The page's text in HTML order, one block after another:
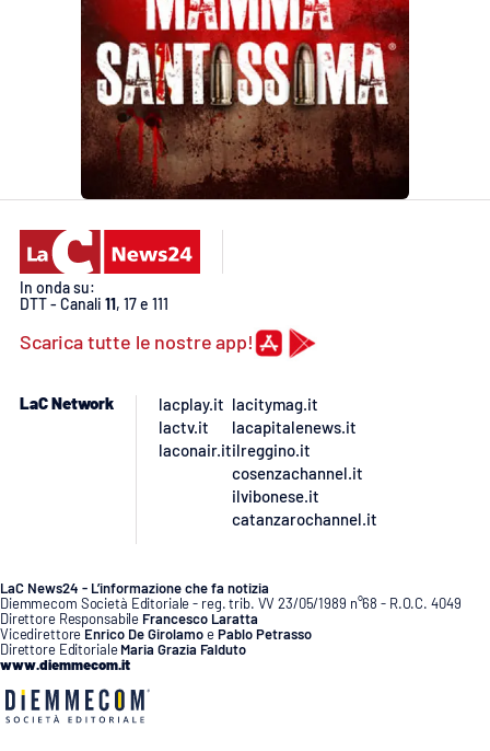
In onda su:
DTT - Canali 11, 17 e 111
Scarica tutte le nostre app!
LaC Network
lacplay.it
lactv.it
laconair.it
lacitymag.it
lacapitalenews.it
ilreggino.it
cosenzachannel.it
ilvibonese.it
catanzarochannel.it
LaC News24 - L’informazione che fa notizia
Diemmecom Società Editoriale - reg. trib. VV 23/05/1989 n°68 - R.O.C. 4049
Direttore Responsabile Francesco Laratta
Vicedirettore Enrico De GirolamoePablo Petrasso
Direttore Editoriale Maria Grazia Falduto
www.diemmecom.it